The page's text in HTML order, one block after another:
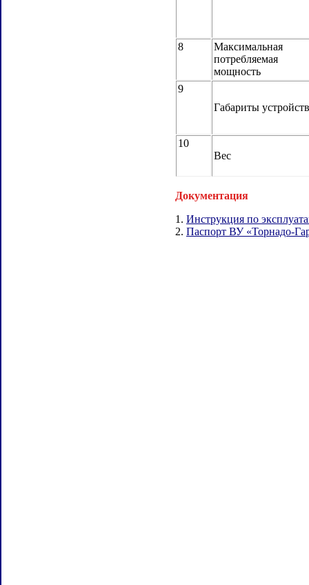
8
Максимальная
потребляемая
мощность
9
Габариты
10
Вес
Документация
1. Инструкция по
2. Паспорт ВУ «Торнадо-